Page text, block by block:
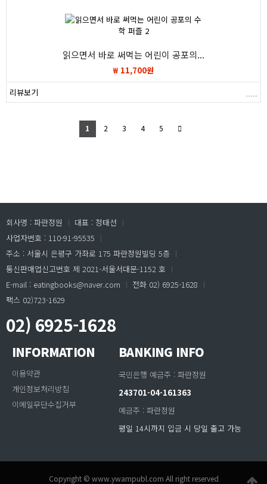
읽으면서 바로 써먹는 어린이 공포의...
₩ 11,700원
리뷰보기
1 2 3 4 5
회사명 : 파란정원 ㅣ 대표 : 정태선 ㅣ
사업자번호 : 110-91-95535 ㅣ
주소 : 서울시 은평구 가좌로 175 파란정원빌딩 5층 ㅣ
통신판매업신고번호 제 2021-서울서대문-1152 호 ㅣ
E-mail : eatingbooks@naver.com ㅣ 전화 02) 6925-1628 ㅣ
팩스 02)723-1629
02) 6925-1628
INFORMATION
이용약관
개인정보처리방침
이메일무단수집거부
BANKING INFO
국민은행 예금주 : 파란정원
243701-04-161363
예금주 : 파란정원
평일 14시까지 입금 시 당일 출고 가능
Copyright © www.ywampubl.com All right reserved